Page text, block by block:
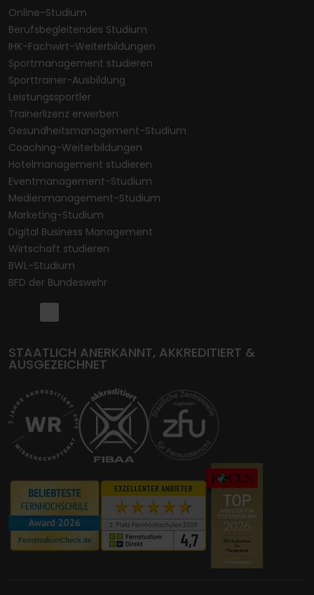
Online-Studium
Berufsbegleitendes Studium
IHK-Fachwirt-Weiterbildungen
Sportmanagement studieren
Sporttrainer-Ausbildung
Leistungssportler
Trainerlizenz erwerben
Gesundheitsmanagement-Studium
Coaching-Weiterbildungen
Hotelmanagement studieren
Eventmanagement-Studium
Medienmanagement-Studium
Marketing-Studium
Digital Business Management
Wirtschaft studieren
BWL-Studium
BFD der Bundeswehr
STAATLICH ANERKANNT, AKKREDITIERT &
AUSGEZEICHNET